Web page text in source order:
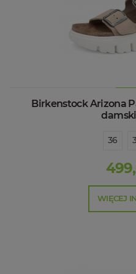
Birkenstock Arizona
36
WIĘCEJ